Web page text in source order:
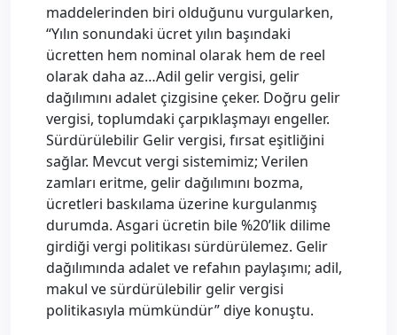
maddelerinden biri olduğunu vurgularken,
“Yılın sonundaki ücret yılın başındaki
ücretten hem nominal olarak hem de reel
olarak daha az…Adil gelir vergisi, gelir
dağılımını adalet çizgisine çeker. Doğru gelir
vergisi, toplumdaki çarpıklaşmayı engeller.
Sürdürülebilir Gelir vergisi, fırsat eşitliğini
sağlar. Mevcut vergi sistemimiz; Verilen
zamları eritme, gelir dağılımını bozma,
ücretleri baskılama üzerine kurgulanmış
durumda. Asgari ücretin bile %20’lik dilime
girdiği vergi politikası sürdürülemez. Gelir
dağılımında adalet ve refahın paylaşımı; adil,
makul ve sürdürülebilir gelir vergisi
politikasıyla mümkündür” diye konuştu.